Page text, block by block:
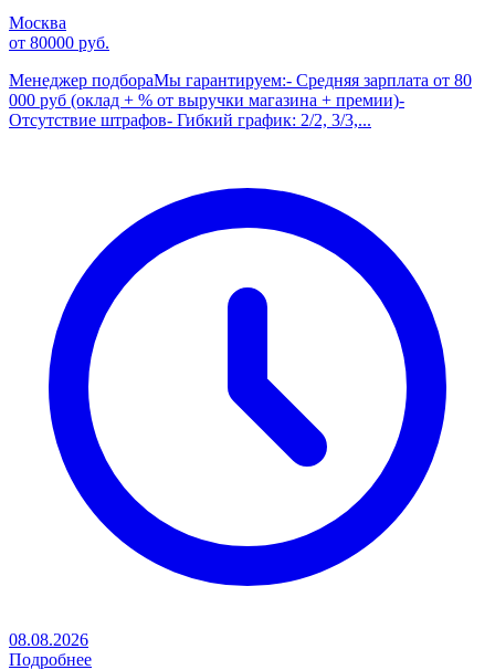
Москва
от 80000 руб.
Менеджер подбораМы гарантируем:- Средняя зарплата от 80
000 руб (оклад + % от выручки магазина + премии)-
Отсутствие штрафов- Гибкий график: 2/2, 3/3,...
08.08.2026
Подробнее